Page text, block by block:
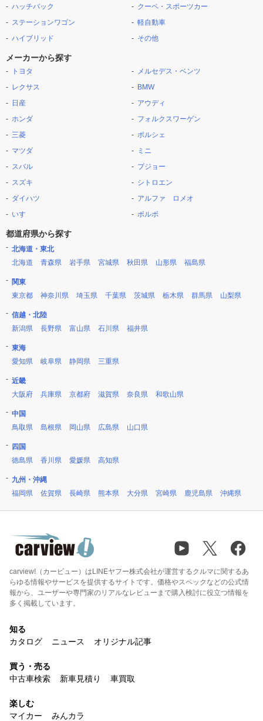
ハッチバック
ステーションワゴン
ハイブリッド
クーペ・スポーツカー
軽自動車
その他
メーカーから探す
トヨタ
レクサス
日産
ホンダ
三菱
マツダ
スバル
スズキ
ダイハツ
いすゞ
メルセデス・ベンツ
BMW
アウディ
フォルクスワーゲン
ポルシェ
ミニ
プジョー
シトロエン
アルファ ロメオ
ボルボ
都道府県から探す
北海道・東北
北海道
青森県 岩手県 宮城県 秋田県 山形県 福島県
関東
東京都
神奈川県 埼玉県 千葉県 茨城県 栃木県 群馬県 山梨県
信越・北陸
新潟県
長野県 富山県 石川県 福井県
東海
愛知県
岐阜県 静岡県 三重県
近畿
大阪府
兵庫県 京都府 滋賀県 奈良県 和歌山県
中国
鳥取県
島根県 岡山県 広島県 山口県
四国
徳島県
香川県 愛媛県 高知県
九州・沖縄
福岡県
佐賀県 長崎県 熊本県 大分県 宮崎県 鹿児島県 沖縄県
carview!（カービュー）はLINEヤフー株式会社が運営するクルマに関するあ
らゆる情報やサービスを提供するサイトです。価格やスペックなどの公式情
報から、ユーザーや専門家のリアルなレビューまで購入検討に役立つ情報を
多く掲載しています。
知る
カタログ
ニュース オリジナル記事
買う・売る
中古車検索
新車見積り 車買取
楽しむ
マイカー
みんカラ